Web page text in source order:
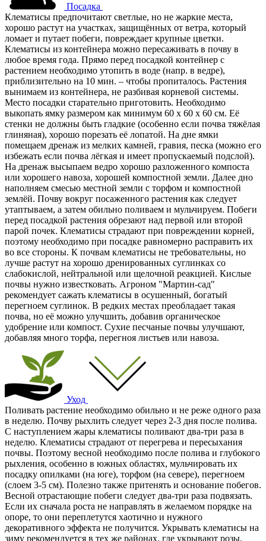
Посадка
Клематисы предпочитают светлые, но не жаркие места,
хорошо растут на участках, защищённых от ветра, который
ломает и путает побеги, повреждает крупные цветки.
Клематисы из контейнера можно пересаживать в почву в
любое время года. Прямо перед посадкой контейнер с
растением необходимо утопить в воде (напр. в ведре),
приблизительно на 10 мин. – чтобы пропиталось. Растения
вынимаем из контейнера, не разбивая корневой системы.
Место посадки старательно приготовить. Необходимо
выкопать ямку размером как минимум 60 x 60 x 60 cм. Её
стенки не должны быть гладкие (особенно если почва тяжёлая
глиняная), хорошо порезать её лопатой. На дне ямки
помещаем дренаж из мелких камней, гравия, песка (можно его
избежать если почва лёгкая и имеет пропускаемый подслой).
На дренаж высыпаем ведро хорошо разложенного компоста
или хорошего навоза, хорошей компостной земли. Далее дно
наполняем смесью местной земли с торфом и компостной
землёй. Почву вокруг посаженного растения как следует
утаптываем, а затем обильно поливаем и мульчируем. Побеги
перед посадкой растения обрезают над первой или второй
парой почек. Клематисы страдают при повреждении корней,
поэтому необходимо при посадке равномерно расправить их
во все стороны. К почвам клематисы не требовательны, но
лучше растут на хорошо дренированных суглинках со
слабокислой, нейтральной или щелочной реакцией. Кислые
почвы нужно известковать. Агроном "Мартин-сад"
рекомендует сажать клематисы в осушенный, богатый
перегноем суглинок. В редких местах преобладает такая
почва, но её можно улучшить, добавив органическое
удобрение или компост. Сухие песчаные почвы улучшают,
добавляя много торфа, перегноя листьев или навоза.
Уход
Поливать растение необходимо обильно и не реже одного раза
в неделю. Почву рыхлить следует через 2-3 дня после полива.
С наступлением жары клематисы поливают два-три раза в
неделю. Клематисы страдают от перегрева и пересыхания
почвы. Поэтому весной необходимо после полива и глубокого
рыхления, особенно в южных областях, мульчировать их
посадку опилками (на юге), торфом (на севере), перегноем
(слоем 3-5 см). Полезно также притенять и основание побегов.
Весной отрастающие побеги следует два-три раза подвязать.
Если их сначала роста не направлять в желаемом порядке на
опоре, то они переплетутся хаотично и нужного
декоративного эффекта не получится. Укрывать клематисы на
зиму рекомендуется в тех же районах, где укрывают розы.